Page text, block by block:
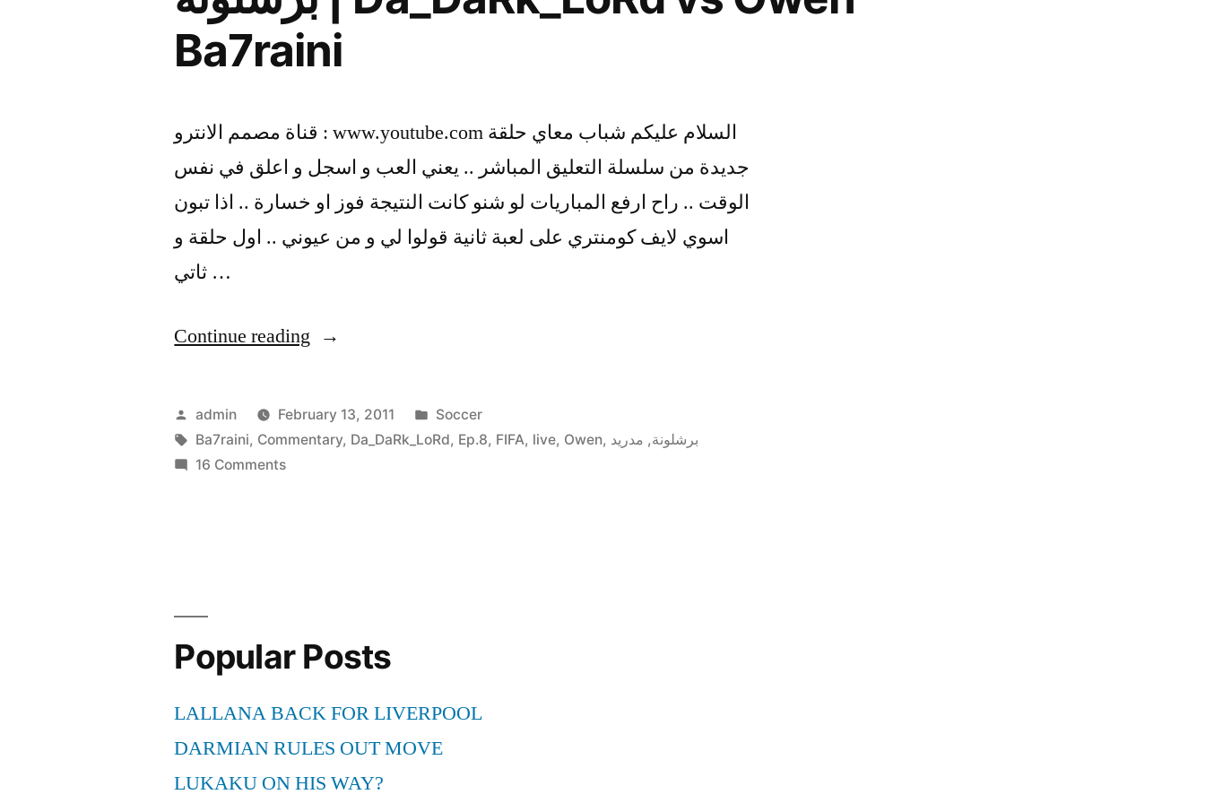
Ba7raini
قناة مصمم الانترو : www.youtube.com السلام عليكم شباب معاي حلقة
جديدة من سلسلة التعليق المباشر .. يعني العب و اسجل و اعلق في نفس
الوقت .. راح ارفع المباريات لو شنو كانت النتيجة فوز او خسارة .. اذا تبون
اسوي لايف كومنتري على لعبة ثانية قولوا لي و من عيوني .. اول حلقة و
ثاتي …
Continue reading “Fifa
Live
Commentary
|
vs
Owen
Ba7raini”
Posted
by
admin February 13, 2011
Posted
in
Soccer
Tags:
Ba7raini, Commentary, Da_DaRk_LoRd, Ep.8, FIFA, live, Owen, برشلونة, مدريد
16 Commentson
|
Da_DaRk_LoRd
Owen
Popular Posts
LALLANA BACK FOR LIVERPOOL
DARMIAN RULES OUT MOVE
LUKAKU ON HIS WAY?